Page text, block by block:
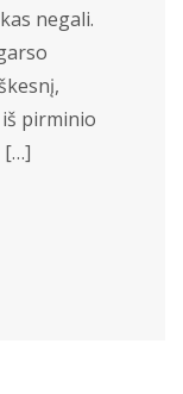
negali.
pirminio
[…]